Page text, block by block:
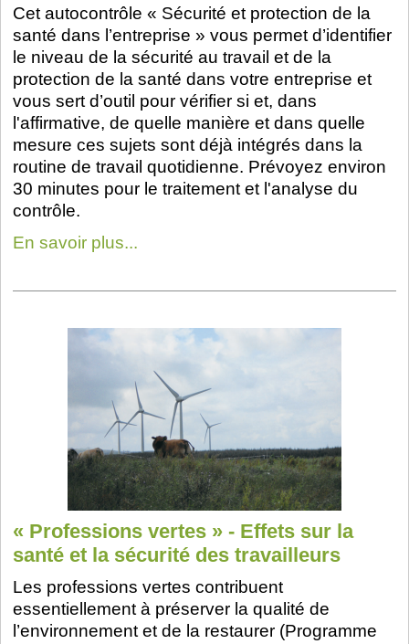
Cet autocontrôle « Sécurité et protection de la
santé dans l’entreprise » vous permet d’identifier
le niveau de la sécurité au travail et de la
protection de la santé dans votre entreprise et
vous sert d’outil pour vérifier si et, dans
l'affirmative, de quelle manière et dans quelle
mesure ces sujets sont déjà intégrés dans la
routine de travail quotidienne. Prévoyez environ
30 minutes pour le traitement et l'analyse du
contrôle.
En savoir plus...
« Professions vertes » - Effets sur la
santé et la sécurité des travailleurs
Les professions vertes contribuent
essentiellement à préserver la qualité de
l’environnement et de la restaurer (Programme